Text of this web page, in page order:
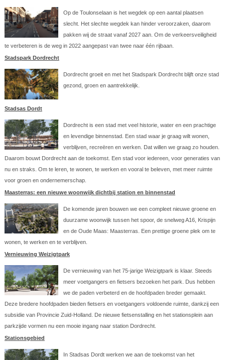
Op de Toulonselaan is het wegdek op een aantal plaatsen
slecht. Het slechte wegdek kan hinder veroorzaken, daarom
pakken wij de straat vanaf 2027 aan. Om de verkeersveiligheid
te verbeteren is de weg in 2022 aangepast van twee naar één rijbaan.
Stadspark Dordrecht
Dordrecht groeit en met het Stadspark Dordrecht blijft onze stad
gezond, groen en aantrekkelijk.
Stadsas Dordt
Dordrecht is een stad met veel historie, water en een prachtige
en levendige binnenstad. Een stad waar je graag wilt wonen,
verblijven, recreëren en werken. Dat willen we graag zo houden.
Daarom bouwt Dordrecht aan de toekomst. Een stad voor iedereen, voor generaties van
nu en straks. Om te leren, te wonen, te werken en vooral te beleven, met meer ruimte
voor groen en ondernemerschap.
Maasterras: een nieuwe woonwijk dichtbij station en binnenstad
De komende jaren bouwen we een compleet nieuwe groene en
duurzame woonwijk tussen het spoor, de snelweg A16, Krispijn
en de Oude Maas: Maasterras. Een prettige groene plek om te
wonen, te werken en te verblijven.
Vernieuwing Weizigtpark
De vernieuwing van het 75-jarige Weizigtpark is klaar. Steeds
meer voetgangers en fietsers bezoeken het park. Dus hebben
we de paden verbeterd en de hoofdpaden breder gemaakt.
Deze bredere hoofdpaden bieden fietsers en voetgangers voldoende ruimte, dankzij een
subsidie van Provincie Zuid-Holland. De nieuwe fietsenstalling en het stationsplein aan
parkzijde vormen nu een mooie ingang naar station Dordrecht.
Stationsgebied
In Stadsas Dordt werken we aan de toekomst van het